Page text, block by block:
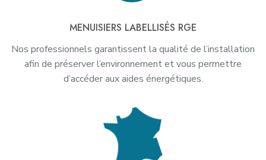
MENUISIERS LABELLISÉS RGE
Nos professionnels garantissent la qualité de l’installation
afin de préserver l’environnement et vous permettre
d’accéder aux aides énergétiques.